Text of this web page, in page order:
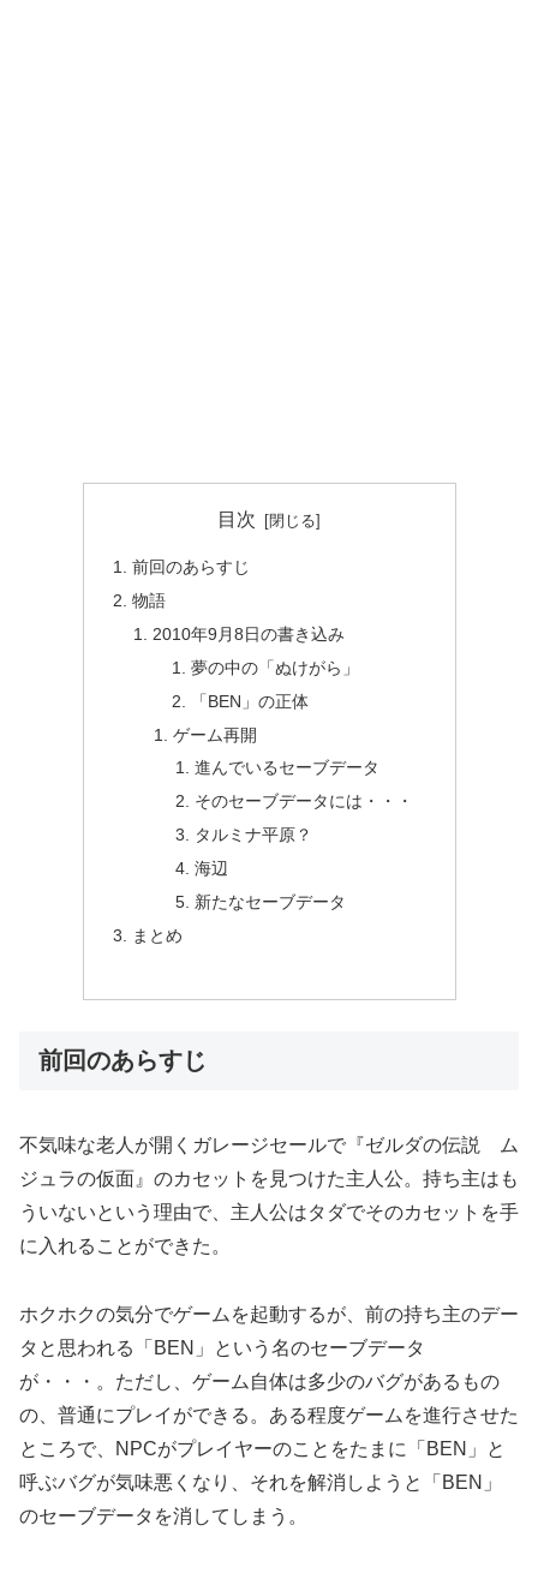
目次
前回のあらすじ
物語
2010年9月8日の書き込み
夢の中の「ぬけがら」
「BEN」の正体
ゲーム再開
進んでいるセーブデータ
そのセーブデータには・・・
タルミナ平原？
海辺
新たなセーブデータ
まとめ
前回のあらすじ
不気味な老人が開くガレージセールで『ゼルダの伝説 ム
ジュラの仮面』のカセットを見つけた主人公。持ち主はも
ういないという理由で、主人公はタダでそのカセットを手
に入れることができた。
ホクホクの気分でゲームを起動するが、前の持ち主のデー
タと思われる「BEN」という名のセーブデータ
が・・・。ただし、ゲーム自体は多少のバグがあるもの
の、普通にプレイができる。ある程度ゲームを進行させた
ところで、NPCがプレイヤーのことをたまに「BEN」と
呼ぶバグが気味悪くなり、それを解消しようと「BEN」
のセーブデータを消してしまう。